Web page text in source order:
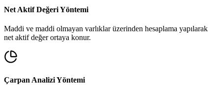
Net Aktif Değeri Yöntemi
Maddi ve maddi olmayan varlıklar üzerinden hesaplama yapılarak
net aktif değer ortaya konur.
Çarpan Analizi Yöntemi